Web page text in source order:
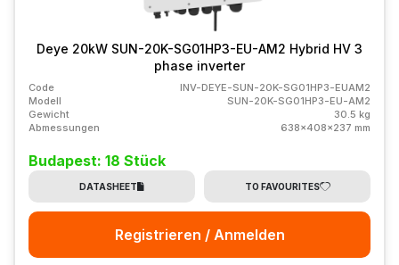
Deye 20kW SUN-20K-SG01HP3-EU-AM2 Hybrid HV 3
phase inverter
Code
INV-DEYE-SUN-20K-SG01HP3-EUAM2
Modell
SUN-20K-SG01HP3-EU-AM2
Gewicht
30.5 kg
Abmessungen
638x408x237 mm
Budapest: 18 Stück
DATASHEET TO FAVOURITES
Registrieren / Anmelden